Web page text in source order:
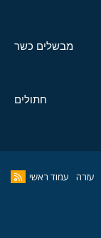
מבשלים כשר
חתולים
עזרה עמוד ראשי